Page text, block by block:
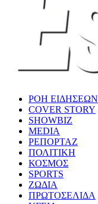
ΡΟΗ ΕΙΔΗΣΕΩΝ
COVER STORY
SHOWBIZ
MEDIA
ΡΕΠΟΡΤΑΖ
ΠΟΛΙΤΙΚΗ
ΚΟΣΜΟΣ
SPORTS
ΖΩΔΙΑ
ΠΡΩΤΟΣΕΛΙΔΑ